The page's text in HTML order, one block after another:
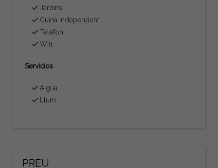
Jardins
Cuina independent
Telèfon
Wifi
Servicios
Aigua
Llum
PREU